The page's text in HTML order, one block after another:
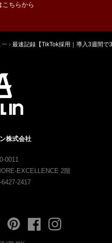
こちらから
ー › 最速記録【TikTok採用｜導入3週間
株式会社
0011
EXCELLENCE 2階
2417